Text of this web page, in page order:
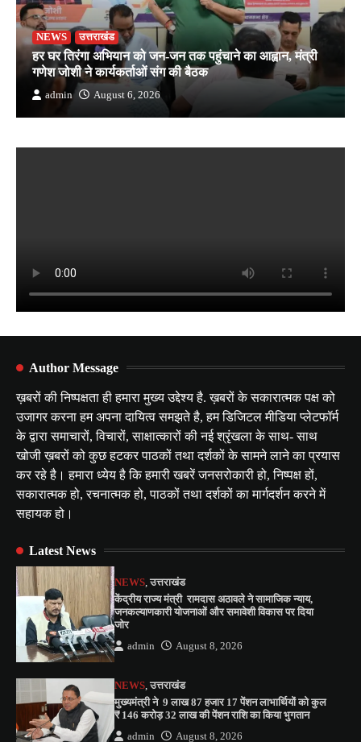
NEWS उत्तराखंड
हर घर तिरंगा अभियान को जन-जन तक पहुंचाने का आह्वान, मंत्री
गणेश जोशी ने कार्यकर्ताओं संग की बैठक
admin August 6, 2026
Author Message
ख़बरों की निष्पक्षता ही हमारा मुख्य उद्देश्य है. ख़बरों के सकारात्मक पक्ष को
उजागर करना हम अपना दायित्व समझते है, हम डिजिटल मीडिया प्लेटफॉर्म
के द्वारा समाचारों, विचारों, साक्षात्कारों की नई श्रृंखला के साथ- साथ
खोजी ख़बरों को कुछ हटकर पाठकों तथा दर्शकों के सामने लाने का प्रयास
कर रहे है। हमारा ध्येय है कि हमारी खबरें जनसरोकारी हो, निष्पक्ष हों,
सकारात्मक हो, रचनात्मक हो, पाठकों तथा दर्शकों का मार्गदर्शन करने में
सहायक हो।
Latest News
NEWS ,उत्तराखंड
केंद्रीय राज्य मंत्री रामदास अठावले ने सामाजिक न्याय,
जनकल्याणकारी योजनाओं और समावेशी विकास पर दिया
जोर
admin August 8, 2026
NEWS,उत्तराखंड
मुख्यमंत्री ने 9 लाख 87 हजार 17 पेंशन लाभार्थियों को कुल
₹ 146 करोड़ 32 लाख की पेंशन राशि का किया भुगतान
admin August 8, 2026